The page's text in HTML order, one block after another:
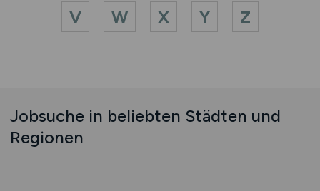
V W X Y Z
Jobsuche in beliebten Städten und
Regionen